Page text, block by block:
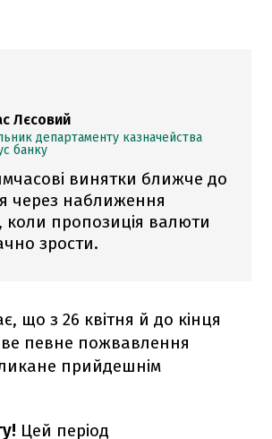
Лєсовий
департаменту казначейства
банку
винятки ближче до
через наближення
коли пропозиція валюти
зрости.
що з 26 квітня й до кінця
певне пожвавлення
прийдешнім
Цей період